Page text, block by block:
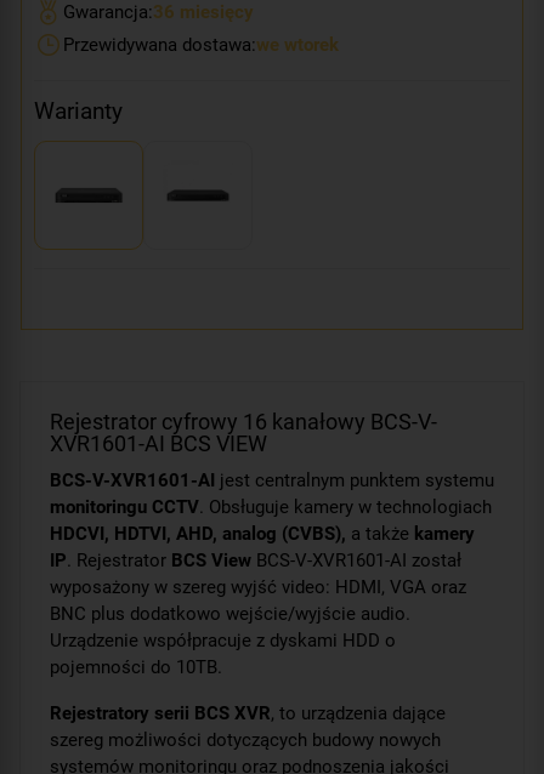
Gwarancja:36 miesięcy
Przewidywana dostawa:we wtorek
Warianty
Rejestrator cyfrowy 16 kanałowy BCS-V-
XVR1601-AI BCS VIEW
BCS-V-XVR1601-AI jest centralnym punktem systemu
monitoringu CCTV. Obsługuje kamery w technologiach
HDCVI, HDTVI, AHD, analog (CVBS), a także kamery
IP. Rejestrator BCS View BCS-V-XVR1601-AI został
wyposażony w szereg wyjść video: HDMI, VGA oraz
BNC plus dodatkowo wejście/wyjście audio.
Urządzenie współpracuje z dyskami HDD o
pojemności do 10TB.
Rejestratory serii BCS XVR, to urządzenia dające
szereg możliwości dotyczących budowy nowych
systemów monitoringu oraz podnoszenia jakości